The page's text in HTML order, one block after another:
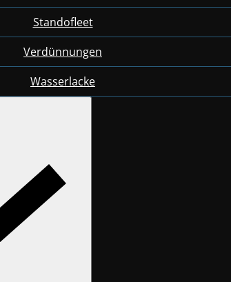
Standofleet
Verdünnungen
Wasserlacke